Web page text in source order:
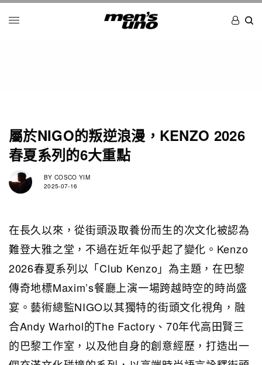
屬於NIGO的叛逆浪漫，KENZO 2026
春夏系列的6大重點
BY COSCO YIM
2025-07-16
在長久以來，從街頭汲取養份而生的次文化被認為
難登大雅之堂，不過在近年似乎起了變化。Kenzo
2026春夏系列以「Club Kenzo」為主題，在巴黎
傳奇地標Maxim’s餐廳上演一場跨越時空的時尚盛
宴。藝術總監NIGO以其獨特的街頭文化視角，融
合Andy Warhol的The Factory、70年代高田賢三
的巴黎工作室，以及他自身的創意經歷，打造出一